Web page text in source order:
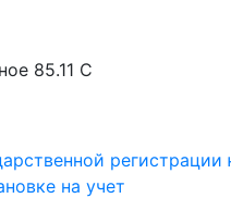
85.11 C
на учет